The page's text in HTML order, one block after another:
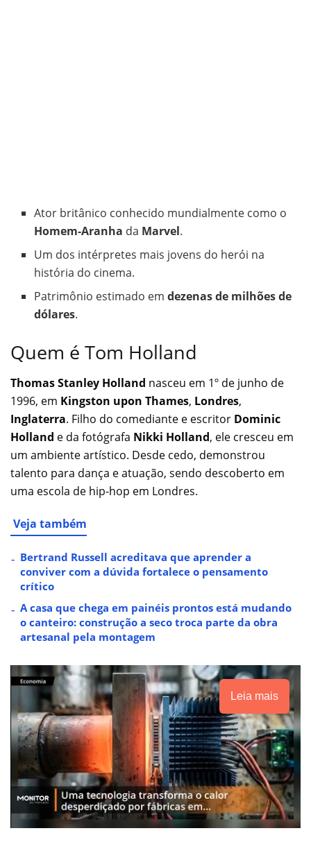
Ator britânico conhecido mundialmente como o
Homem-Aranha da Marvel.
Um dos intérpretes mais jovens do herói na
história do cinema.
Patrimônio estimado emdezenas de milhões de
dólares.
Quem é Tom Holland
Thomas Stanley Holland nasceu em 1º de junho de
1996, em Kingston upon Thames, Londres,
Inglaterra. Filho do comediante e escritor Dominic
Holland e da fotógrafa Nikki Holland, ele cresceu em
um ambiente artístico. Desde cedo, demonstrou
talento para dança e atuação, sendo descoberto em
uma escola de hip-hop em Londres.
Veja também
Bertrand Russell acreditava que aprender a
conviver com a dúvida fortalece o pensamento
crítico
A casa que chega em painéis prontos está mudando
o canteiro: construção a seco troca parte da obra
artesanal pela montagem
Leia mais